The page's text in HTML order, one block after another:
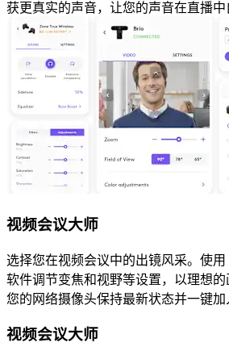
获更真实的声音，让您的声音在直播中
视频会议大师
选择您在视频会议中的出镜风采。使用
软件调节变焦和视野等设置，以理想
您的网络摄像头保持最新状态并一键加
视频会议大师